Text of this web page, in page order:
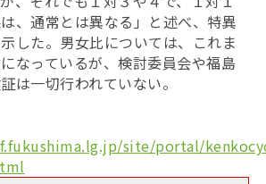
、通常とは異なる」と述べ、特異
した。男女比については、これま
なっているが、検討委員会や福島
は一切行われていない。
site/portal/